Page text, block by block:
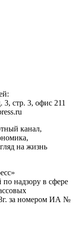
3, стр. 3, офис 211
канал,
на жизнь
надзору в сфере
за номером ИА №